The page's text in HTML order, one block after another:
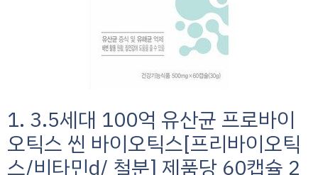
1. 3.5세대 100억 유산균 프로바이
오틱스 씬 바이오틱스[프리바이오틱
스/비타민d/ 철분] 제품당 60캡슐 2